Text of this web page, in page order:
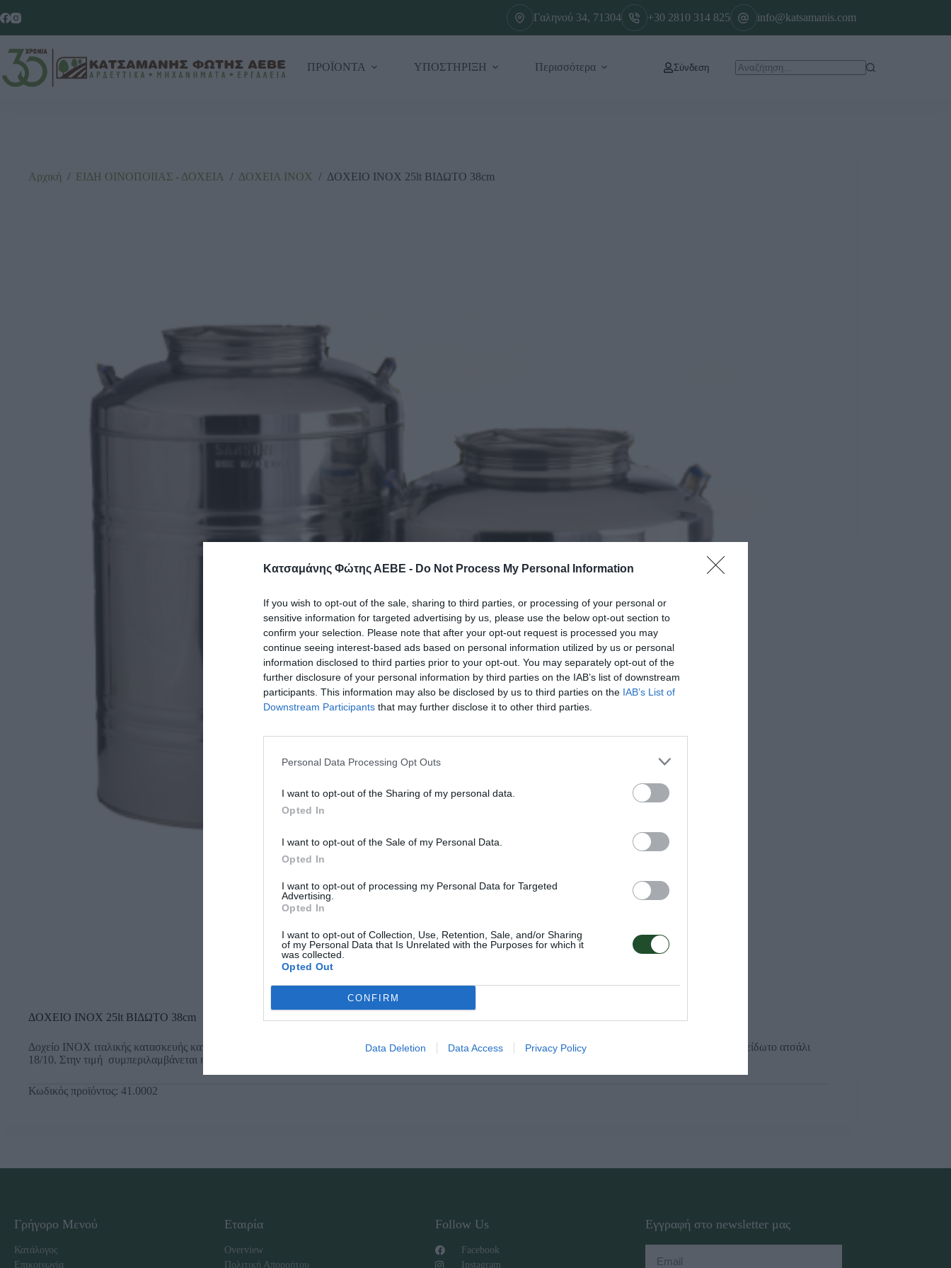
Κατσαμάνης Φώτης ΑΕΒΕ - Do Not Process My Personal Information
If you wish to opt-out of the sale, sharing to third parties, or processing of your personal or
sensitive information for targeted advertising by us, please use the below opt-out section to
confirm your selection. Please note that after your opt-out request is processed you may
continue seeing interest-based ads based on personal information utilized by us or personal
information disclosed to third parties prior to your opt-out. You may separately opt-out of the
further disclosure of your personal information by third parties on the IAB’s list of downstream
participants. This information may also be disclosed by us to third parties on the IAB’s List of
Downstream Participants that may further disclose it to other third parties.
Personal Data Processing Opt Outs
I want to opt-out of the Sharing of my personal data.
Opted In
I want to opt-out of the Sale of my Personal Data.
Opted In
I want to opt-out of processing my Personal Data for Targeted
Advertising.
Opted In
I want to opt-out of Collection, Use, Retention, Sale, and/or Sharing
of my Personal Data that Is Unrelated with the Purposes for which it
was collected.
Opted Out
CONFIRM
Data Deletion Data Access Privacy Policy
Γαληνού 34, 71304 +30 2810 314 825 info@katsamanis.com
ΠΡΟΪΟΝΤΑ ΥΠΟΣΤΗΡΙΞΗ Περισσότερα Σύνδεση
Αρχική / ΕΙΔΗ ΟΙΝΟΠΟΙΙΑΣ - ΔΟΧΕΙΑ / ΔΟΧΕΙΑ ΙΝΟΧ / ΔΟΧΕΙΟ ΙΝΟΧ 25lt ΒΙΔΩΤΟ 38cm
ΔΟΧΕΙΟ ΙΝΟΧ 25lt ΒΙΔΩΤΟ 38cm
Δοχείο ΙΝΟΧ ιταλικής κατασκευής κατάλληλο για υγρά τρόφιμα. Είναι εξοπλισμένο με λάστιχο σιλικόνης ειδικό για τρόφιμα. Το υλικό κατασκευής είναι ανοξείδωτο ατσάλι
18/10. Στην τιμή συμπεριλαμβάνεται η αντίστοιχη κάνουλα.
Κωδικός προϊόντος: 41.0002
Γρήγορο Μενού
Κατάλογος
Επικοινωνία
Εταιρία
Overview
Πολιτική Απορρήτου
Follow Us
Facebook
Instagram
Εγγραφή στο newsletter μας